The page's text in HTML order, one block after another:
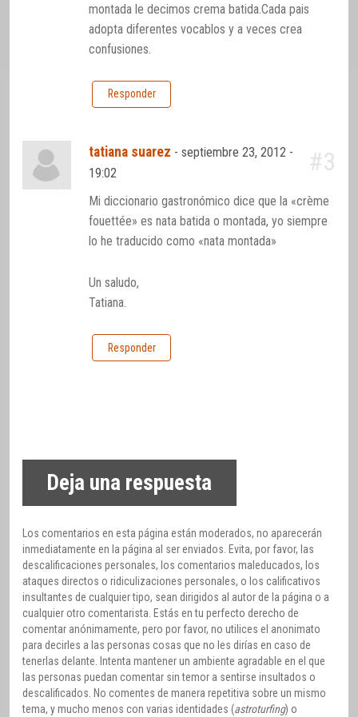
montada le decimos crema batida.Cada pais
adopta diferentes vocablos y a veces crea
confusiones.
Responder
tatiana suarez -septiembre 23, 2012 -
19:02
#3
Mi diccionario gastronómico dice que la «crème
fouettée» es nata batida o montada, yo siempre
lo he traducido como «nata montada»
Un saludo,
Tatiana.
Responder
Deja una respuesta
Los comentarios en esta página están moderados, no aparecerán
inmediatamente en la página al ser enviados. Evita, por favor, las
descalificaciones personales, los comentarios maleducados, los
ataques directos o ridiculizaciones personales, o los calificativos
insultantes de cualquier tipo, sean dirigidos al autor de la página o a
cualquier otro comentarista. Estás en tu perfecto derecho de
comentar anónimamente, pero por favor, no utilices el anonimato
para decirles a las personas cosas que no les dirías en caso de
tenerlas delante. Intenta mantener un ambiente agradable en el que
las personas puedan comentar sin temor a sentirse insultados o
descalificados. No comentes de manera repetitiva sobre un mismo
tema, y mucho menos con varias identidades (astroturfing) o